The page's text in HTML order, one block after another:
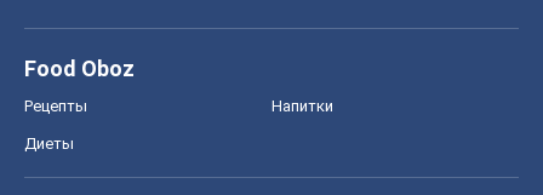
Food Oboz
Рецепты Напитки
Диеты